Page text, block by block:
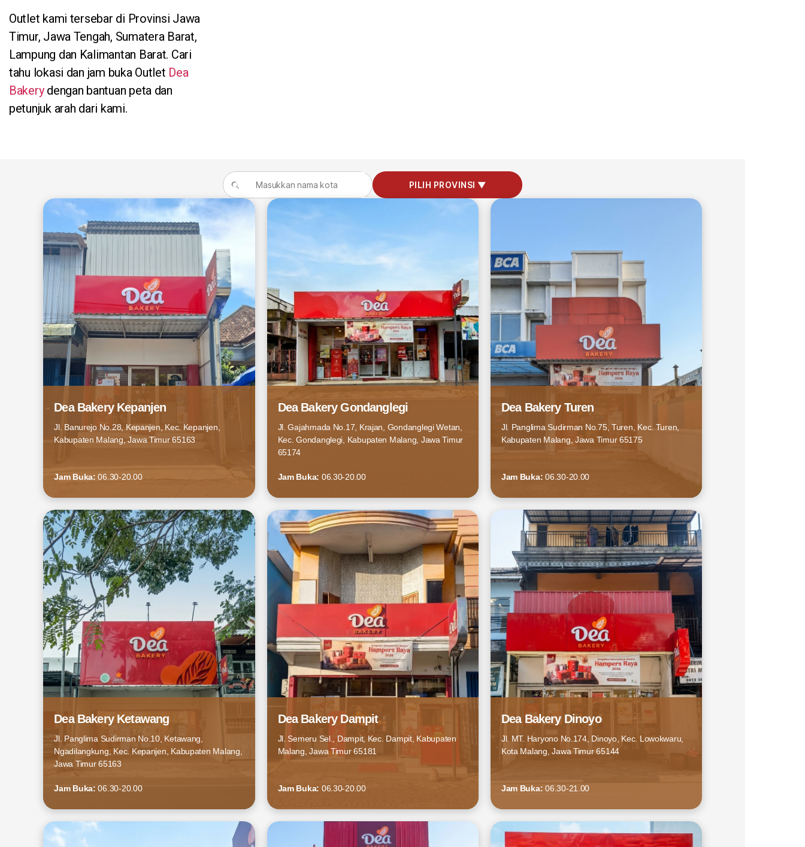
Outlet kami tersebar di Provinsi Jawa
Timur, Jawa Tengah, Sumatera Barat,
Lampung dan Kalimantan Barat. Cari
tahu lokasi dan jam buka Outlet Dea
Bakerydengan bantuan peta dan
petunjuk arah dari kami.
PILIH PROVINSI ▼
Dea Bakery Kepanjen
Jl. Banurejo No.28, Kepanjen, Kec. Kepanjen,
Kabupaten Malang, Jawa Timur 65163
Jam Buka: 06.30-20.00
Dea Bakery Gondanglegi
Jl. Gajahmada No.17, Krajan, Gondanglegi Wetan,
Kec. Gondanglegi, Kabupaten Malang, Jawa Timur
65174
Jam Buka: 06.30-20.00
Dea Bakery Turen
Jl. Panglima Sudirman No.75, Turen, Kec. Turen,
Kabupaten Malang, Jawa Timur 65175
Jam Buka: 06.30-20.00
Dea Bakery Ketawang
Jl. Panglima Sudirman No.10, Ketawang,
Ngadilangkung, Kec. Kepanjen, Kabupaten Malang,
Jawa Timur 65163
Jam Buka: 06.30-20.00
Dea Bakery Dampit
Jl. Semeru Sel., Dampit, Kec. Dampit, Kabupaten
Malang, Jawa Timur 65181
Jam Buka: 06.30-20.00
Dea Bakery Dinoyo
Jl. MT. Haryono No.174, Dinoyo, Kec. Lowokwaru,
Kota Malang, Jawa Timur 65144
Jam Buka: 06.30-21.00